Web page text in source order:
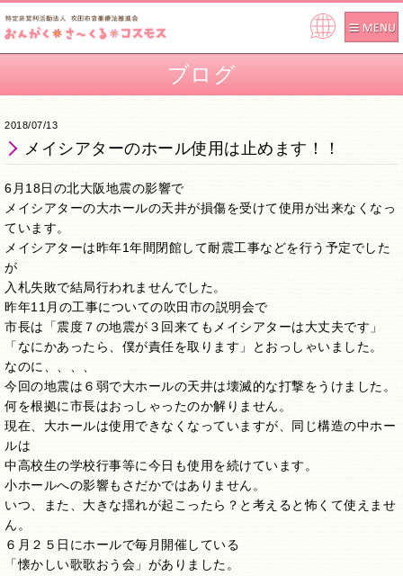
ブログ
2018/07/13
メイシアターのホール使用は止めます！！
6月18日の北大阪地震の影響で
メイシアターの大ホールの天井が損傷を受けて使用が出来なくなっ
ています。
メイシアターは昨年1年間閉館して耐震工事などを行う予定でした
が
入札失敗で結局行われませんでした。
昨年11月の工事についての吹田市の説明会で
市長は「震度７の地震が３回来てもメイシアターは大丈夫です」
「なにかあったら、僕が責任を取ります」とおっしゃいました。
なのに、、、、
今回の地震は６弱で大ホールの天井は壊滅的な打撃をうけました。
何を根拠に市長はおっしゃったのか解りません。
現在、大ホールは使用できなくなっていますが、同じ構造の中ホー
ルは
中高校生の学校行事等に今日も使用を続けています。
小ホールへの影響もさだかではありません。
いつ、また、大きな揺れが起こったら？と考えると怖くて使えませ
ん。
６月２５日にホールで毎月開催している
「懐かしい歌歌おう会」がありました。